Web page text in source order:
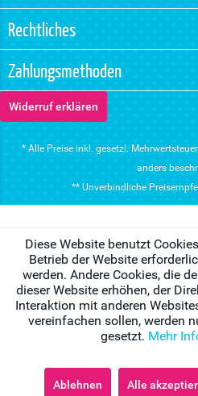
Rechtliches
Zahlungsmethoden
Widerruf erklären
* Alle Preise inkl. gesetzl.
anders
** Unverbindliche
Diese Website benutzt
Betrieb der Website
werden. Andere Cookies, die
dieser Website erhöhen, der
Interaktion mit anderen
vereinfachen sollen, werden
gesetzt. Mehr
Ablehnen Alle